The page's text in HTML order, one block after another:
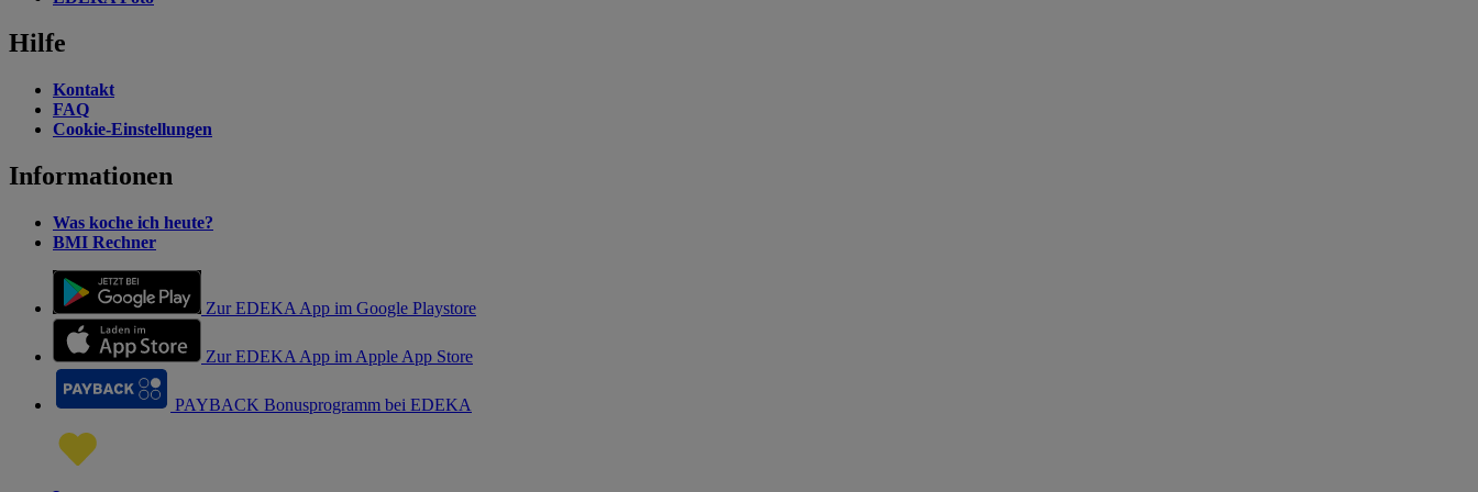
Hilfe
Kontakt
FAQ
Cookie-Einstellungen
Informationen
Was koche ich heute?
BMI Rechner
Zur EDEKA App im Google Playstore
Zur EDEKA App im Apple App Store
PAYBACK Bonusprogramm bei EDEKA